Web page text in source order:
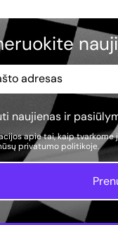
naujienas ir
apie tai, kaip
privatumo politikoje.